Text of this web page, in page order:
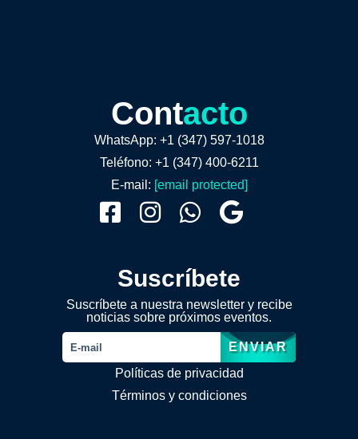
Contacto
WhatsApp: +1 (347) 597-1018
Teléfono: +1 (347) 400-6211
E-mail: [email protected]
Suscríbete
Suscríbete a nuestra newsletter y recibe
noticias sobre próximos eventos.
ENVIAR
Políticas de privacidad
Términos y condiciones